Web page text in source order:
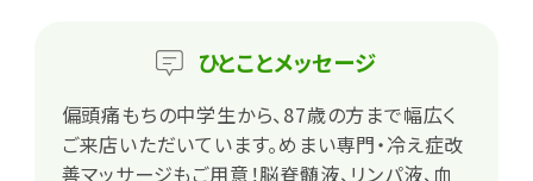
ひとことメッセージ
偏頭痛もちの中学生から、87歳の方まで幅広く
ご来店いただいています。めまい専門・冷え症改
善マッサージもご用意！脳脊髄液、リンパ液、血